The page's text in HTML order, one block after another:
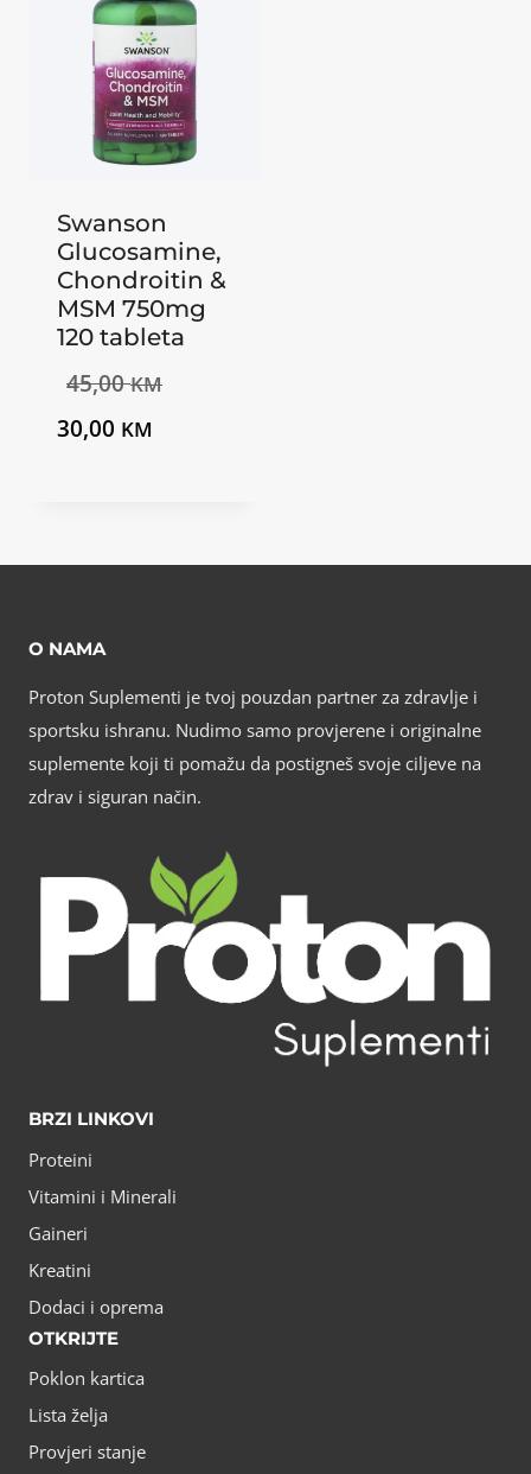
Swanson
Glucosamine,
Chondroitin &
MSM 750mg
120 tableta
45,00KMIzvorna
45,00 KM.
30,00 KM
30,00 KM.
O NAMA
Proton Suplementi je tvoj pouzdan partner za zdravlje i
sportsku ishranu. Nudimo samo provjerene i originalne
suplemente koji ti pomažu da postigneš svoje ciljeve na
zdrav i siguran način.
BRZI LINKOVI
Proteini
Vitamini i Minerali
Gaineri
Kreatini
Dodaci i oprema
OTKRIJTE
Poklon kartica
Lista želja
Provjeri stanje